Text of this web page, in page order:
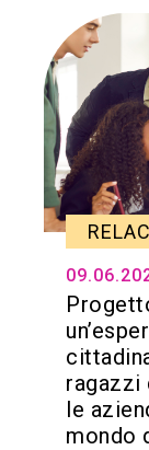
ragazzi
le
mondo